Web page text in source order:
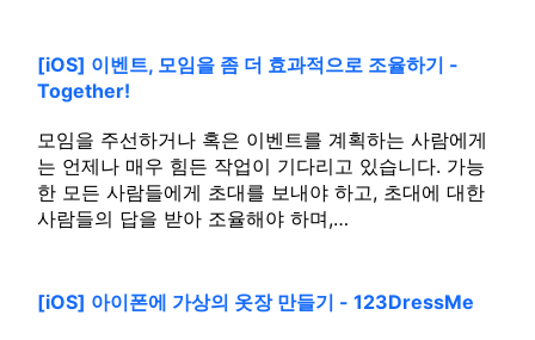
[iOS] 이벤트, 모임을 좀 더 효과적으로 조율하기 -
Together!
모임을 주선하거나 혹은 이벤트를 계획하는 사람에게
는 언제나 매우 힘든 작업이 기다리고 있습니다. 가능
한 모든 사람들에게 초대를 보내야 하고, 초대에 대한
사람들의 답을 받아 조율해야 하며,…
[iOS] 아이폰에 가상의 옷장 만들기 - 123DressMe